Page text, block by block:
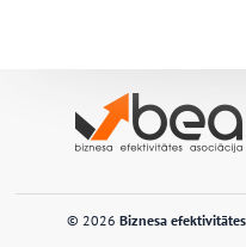
© 2026 Biznesa